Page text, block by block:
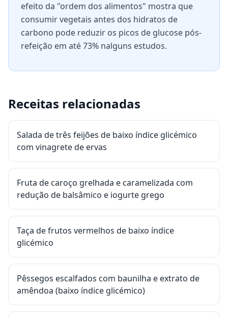
efeito da "ordem dos alimentos" mostra que
consumir vegetais antes dos hidratos de
carbono pode reduzir os picos de glucose pós-
refeição em até 73% nalguns estudos.
Receitas relacionadas
Salada de três feijões de baixo índice glicémico
com vinagrete de ervas
Fruta de caroço grelhada e caramelizada com
redução de balsâmico e iogurte grego
Taça de frutos vermelhos de baixo índice
glicémico
Pêssegos escalfados com baunilha e extrato de
amêndoa (baixo índice glicémico)